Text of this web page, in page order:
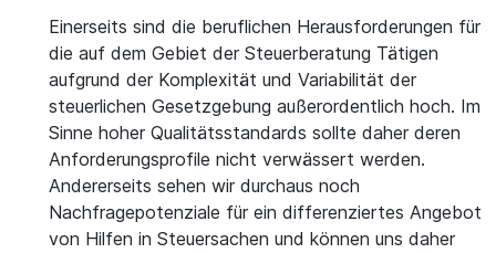
Einerseits sind die beruflichen Herausforderungen für
die auf dem Gebiet der Steuerberatung Tätigen
aufgrund der Komplexität und Variabilität der
steuerlichen Gesetzgebung außerordentlich hoch. Im
Sinne hoher Qualitätsstandards sollte daher deren
Anforderungsprofile nicht verwässert werden.
Andererseits sehen wir durchaus noch
Nachfragepotenziale für ein differenziertes Angebot
von Hilfen in Steuersachen und können uns daher